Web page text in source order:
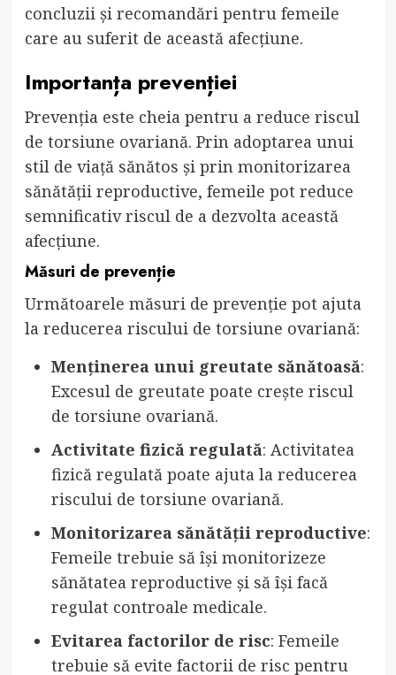
concluzii și recomandări pentru femeile
care au suferit de această afecțiune.
Importanța prevenției
Prevenția este cheia pentru a reduce riscul
de torsiune ovariană. Prin adoptarea unui
stil de viață sănătos și prin monitorizarea
sănătății reproductive, femeile pot reduce
semnificativ riscul de a dezvolta această
afecțiune.
Măsuri de prevenție
Următoarele măsuri de prevenție pot ajuta
la reducerea riscului de torsiune ovariană:
Menținerea unui greutate sănătoasă:
Excesul de greutate poate crește riscul
de torsiune ovariană.
Activitate fizică regulată: Activitatea
fizică regulată poate ajuta la reducerea
riscului de torsiune ovariană.
Monitorizarea sănătății reproductive:
Femeile trebuie să își monitorizeze
sănătatea reproductive și să își facă
regulat controale medicale.
Evitarea factorilor de risc: Femeile
trebuie să evite factorii de risc pentru